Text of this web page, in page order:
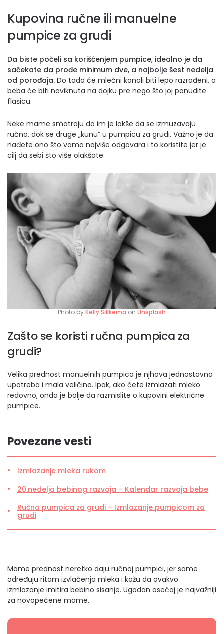
Kupovina ručne ili manuelne
pumpice za grudi
Da biste počeli sa korišćenjem pumpice, idealno je da
sačekate da prođe minimum dve, a najbolje šest nedelja
od porođaja. Do tada će mlečni kanali biti lepo razrađeni, a
beba će biti naviknuta na dojku pre nego što joj ponudite
flašicu.
Neke mame smatraju da im je lakše da se izmuzavaju
ručno, dok se druge „kunu“ u pumpicu za grudi. Važno je da
nađete ono što vama najviše odgovara i to koristite jer je
cilj da sebi što više olakšate.
Photo byKelly Sikkema on Unsplash
Zašto se koristi ručna pumpica za
grudi?
Velika prednost manuelnih pumpica je njhova jednostavna
upotreba i mala veličina. Ipak, ako ćete izmlazati mleko
redovno, onda je bolje da razmislite o kupovini električne
pumpice.
Povezane vesti
Izmlazanje mleka rukom
20.nedelja bebinog razvoja – Kalendar razvoja bebe
Ručna pumpica za grudi – Izmlazanje pumpicom za
grudi
Mame prednost neretko daju ručnoj pumpici, jer same
određuju ritam izvlačenja mleka i kažu da ovakvo
izmlazanje imitira bebino sisanje. Ugodan osećaj je najvažniji
za novopečene mame.